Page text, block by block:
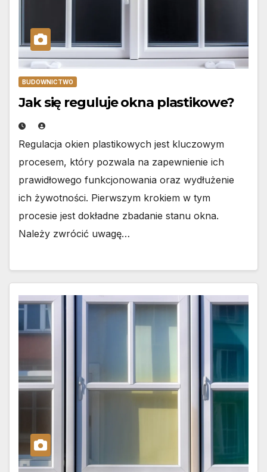
BUDOWNICTWO
Jak się reguluje okna plastikowe?
Regulacja okien plastikowych jest kluczowym
procesem, który pozwala na zapewnienie ich
prawidłowego funkcjonowania oraz wydłużenie
ich żywotności. Pierwszym krokiem w tym
procesie jest dokładne zbadanie stanu okna.
Należy zwrócić uwagę…